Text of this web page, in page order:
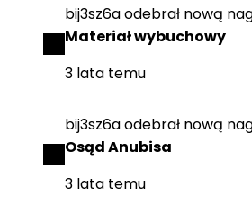
bij3sz6aodebrał nową
Materiał wybuchowy
3 lata temu
bij3sz6aodebrał nową
Osąd Anubisa
3 lata temu